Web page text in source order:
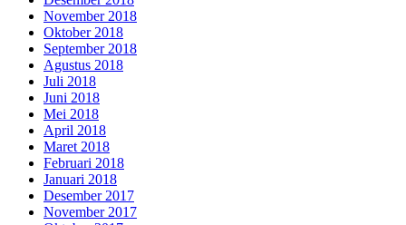
November 2018
Oktober 2018
September 2018
Agustus 2018
Juli 2018
Juni 2018
Mei 2018
April 2018
Maret 2018
Februari 2018
Januari 2018
Desember 2017
November 2017